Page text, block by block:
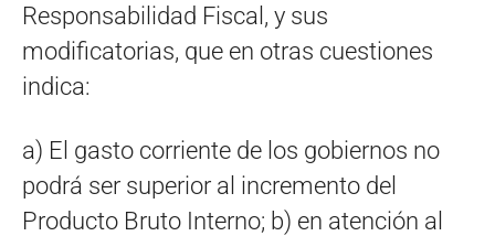
Responsabilidad Fiscal, y sus
modificatorias, que en otras cuestiones
indica:
a) El gasto corriente de los gobiernos no
podrá ser superior al incremento del
Producto Bruto Interno; b) en atención al